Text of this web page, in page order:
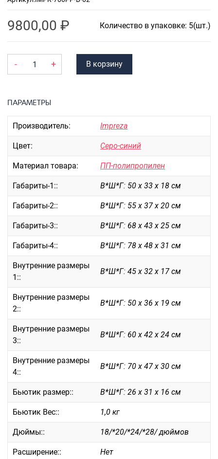
Аксессуары
Мешки для обуви
Пеналы для школы
Багаж
Чемоданы оптом
Чемоданы на колесах
Чемоданы детские
Пилоты на колесах
Рюкзаки детские для детских
чемоданов
Бьюти-кейсы
Распродажа
Сумки колесные
Сумки спортивные
Сумки деловые
Сумки пляжные
Сумки-тележки хозяйственные
Сумки-рюкзаки на колёсах
Сумки детские
Рюкзаки
Рюкзаки городские
Рюкзаки школьные
Рюкзаки подростковые
Ранцы школьные
9800,00 ₽ Количество в упаковке: 5(шт.)
- + В корзину
ПАРАМЕТРЫ
Производитель: Impreza
Цвет: Серо-синий
Материал товара: ПП-полипропилен
Габариты-1:: В*Ш*Г: 50 х 33 х 18 см
Габариты-2:: В*Ш*Г: 55 х 37 х 20 см
Габариты-3:: В*Ш*Г: 68 х 43 х 25 см
Габариты-4:: В*Ш*Г: 78 х 48 х 31 см
Внутренние размеры
1::
В*Ш*Г: 45 х 32 х 17 см
Внутренние размеры
2::
В*Ш*Г: 50 х 36 х 19 см
Внутренние размеры
3::
В*Ш*Г: 60 х 42 х 24 см
Внутренние размеры
4::
В*Ш*Г: 70 х 47 х 30 см
Бьютик размер:: В*Ш*Г: 26 х 31 х 16 см
Бьютик Вес:: 1,0 кг
Дюймы:: 18/*20/*24/*28/ дюймов
Расширение:: Нет